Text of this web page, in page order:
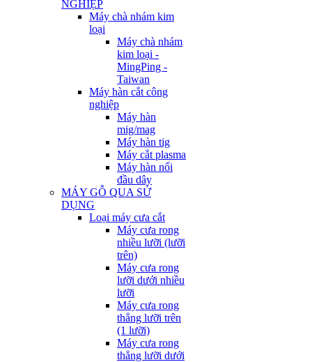
NGHIỆP
Máy chà nhám kim
loại
Máy chà nhám
kim loại -
MingPing -
Taiwan
Máy hàn cắt công
nghiệp
Máy hàn
mig/mag
Máy hàn tig
Máy cắt plasma
Máy hàn nối
đầu dây
MÁY GỖ QUA SỬ
DỤNG
Loại máy cưa cắt
Máy cưa rong
nhiều lưỡi (lưỡi
trên)
Máy cưa rong
lưỡi dưới nhiều
lưỡi
Máy cưa rong
thẳng lưỡi trên
(1 lưỡi)
Máy cưa rong
thẳng lưỡi dưới